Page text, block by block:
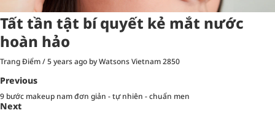
Tất tần tật bí quyết kẻ mắt nước
hoàn hảo
Trang Điểm/5 years ago by Watsons Vietnam2850
Previous
9 bước makeup nam đơn giản - tự nhiên - chuẩn men
Next